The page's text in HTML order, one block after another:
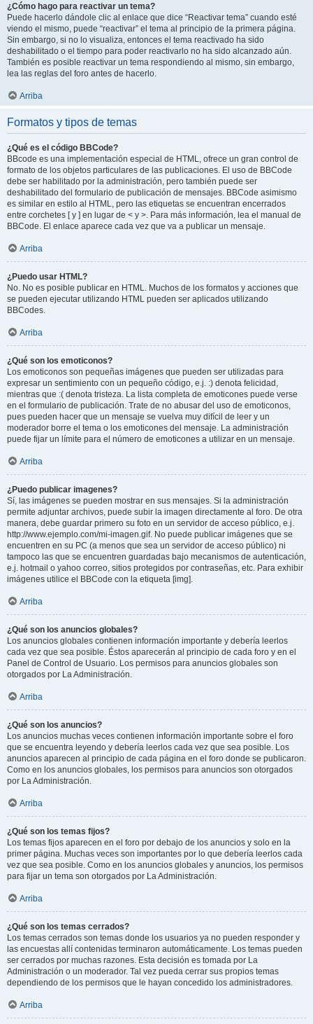
¿Cómo hago para reactivar un tema?
Puede hacerlo dándole clic al enlace que dice “Reactivar tema” cuando esté
viendo el mismo, puede “reactivar” el tema al principio de la primera página.
Sin embargo, si no lo visualiza, entonces el tema reactivado ha sido
deshabilitado o el tiempo para poder reactivarlo no ha sido alcanzado aún.
También es posible reactivar un tema respondiendo al mismo, sin embargo,
lea las reglas del foro antes de hacerlo.
Arriba
Formatos y tipos de temas
¿Qué es el código BBCode?
BBcode es una implementación especial de HTML, ofrece un gran control de
formato de los objetos particulares de las publicaciones. El uso de BBCode
debe ser habilitado por la administración, pero también puede ser
deshabilitado del formulario de publicación de mensajes. BBCode asimismo
es similar en estilo al HTML, pero las etiquetas se encuentran encerrados
entre corchetes [ y ] en lugar de < y >. Para más información, lea el manual de
BBCode. El enlace aparece cada vez que va a publicar un mensaje.
Arriba
¿Puedo usar HTML?
No. No es posible publicar en HTML. Muchos de los formatos y acciones que
se pueden ejecutar utilizando HTML pueden ser aplicados utilizando
BBCodes.
Arriba
¿Qué son los emoticonos?
Los emoticonos son pequeñas imágenes que pueden ser utilizadas para
expresar un sentimiento con un pequeño código, e.j. :) denota felicidad,
mientras que :( denota tristeza. La lista completa de emoticones puede verse
en el formulario de publicación. Trate de no abusar del uso de emoticonos,
pues pueden hacer que un mensaje se vuelva muy difícil de leer y un
moderador borre el tema o los emoticones del mensaje. La administración
puede fijar un límite para el número de emoticones a utilizar en un mensaje.
Arriba
¿Puedo publicar imagenes?
Sí, las imágenes se pueden mostrar en sus mensajes. Si la administración
permite adjuntar archivos, puede subir la imagen directamente al foro. De otra
manera, debe guardar primero su foto en un servidor de acceso público, e.j.
http://www.ejemplo.com/mi-imagen.gif. No puede publicar imágenes que se
encuentren en su PC (a menos que sea un servidor de acceso público) ni
tampoco las que se encuentren guardadas bajo mecanismos de autenticación,
e.j. hotmail o yahoo correo, sitios protegidos por contraseñas, etc. Para exhibir
imágenes utilice el BBCode con la etiqueta [img].
Arriba
¿Qué son los anuncios globales?
Los anuncios globales contienen información importante y debería leerlos
cada vez que sea posible. Éstos aparecerán al principio de cada foro y en el
Panel de Control de Usuario. Los permisos para anuncios globales son
otorgados por La Administración.
Arriba
¿Qué son los anuncios?
Los anuncios muchas veces contienen información importante sobre el foro
que se encuentra leyendo y debería leerlos cada vez que sea posible. Los
anuncios aparecen al principio de cada página en el foro donde se publicaron.
Como en los anuncios globales, los permisos para anuncios son otorgados
por La Administración.
Arriba
¿Qué son los temas fijos?
Los temas fijos aparecen en el foro por debajo de los anuncios y solo en la
primer página. Muchas veces son importantes por lo que debería leerlos cada
vez que sea posible. Como en los anuncios globales y anuncios, los permisos
para fijar un tema son otorgados por La Administración.
Arriba
¿Qué son los temas cerrados?
Los temas cerrados son temas donde los usuarios ya no pueden responder y
las encuestas allí contenidas terminaron automáticamente. Los temas pueden
ser cerrados por muchas razones. Esta decisión es tomada por La
Administración o un moderador. Tal vez pueda cerrar sus propios temas
dependiendo de los permisos que le hayan concedido los administradores.
Arriba